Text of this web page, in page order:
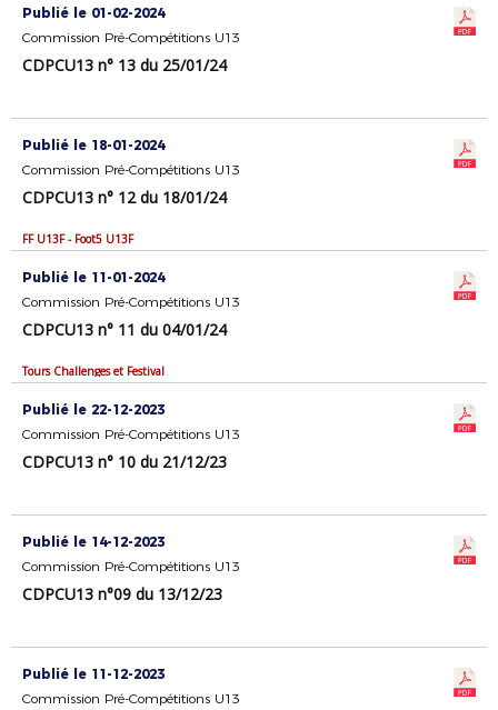
Publié le 01-02-2024
Commission Pré-Compétitions U13
CDPCU13 n° 13 du 25/01/24
Publié le 18-01-2024
Commission Pré-Compétitions U13
CDPCU13 n° 12 du 18/01/24
FF U13F - Foot5 U13F
Publié le 11-01-2024
Commission Pré-Compétitions U13
CDPCU13 n° 11 du 04/01/24
Tours Challenges et Festival
Publié le 22-12-2023
Commission Pré-Compétitions U13
CDPCU13 n° 10 du 21/12/23
Publié le 14-12-2023
Commission Pré-Compétitions U13
CDPCU13 n°09 du 13/12/23
Publié le 11-12-2023
Commission Pré-Compétitions U13